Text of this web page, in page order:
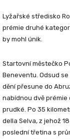
Lyžařské středisko
prémie druhé
by mohl únik.
Startovní městečko
Beneventu. Odsud
dění přesune do
nabídnou dvě prémie
prudké. Po 35
della Selva, z jehož
poslední třetina s